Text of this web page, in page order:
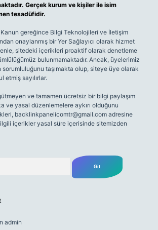
Gerçek kurum ve kişiler ile isim
tesadüfidir.
Kanun gereğince Bilgi Teknolojileri ve İletişim
onaylanmış bir Yer Sağlayıcı olarak hizmet
sitedeki içerikleri proaktif olarak denetleme
bulunmamaktadır. Ancak, üyelerimiz
sorumluluğunu taşımakta olup, siteye üye olarak
etmiş sayılırlar.
ve tamamen ücretsiz bir bilgi paylaşım
ve yasal düzenlemelere aykırı olduğunu
backlinkpanelicomtr@gmail.com adresine
içerikler yasal süre içerisinde sitemizden
admin